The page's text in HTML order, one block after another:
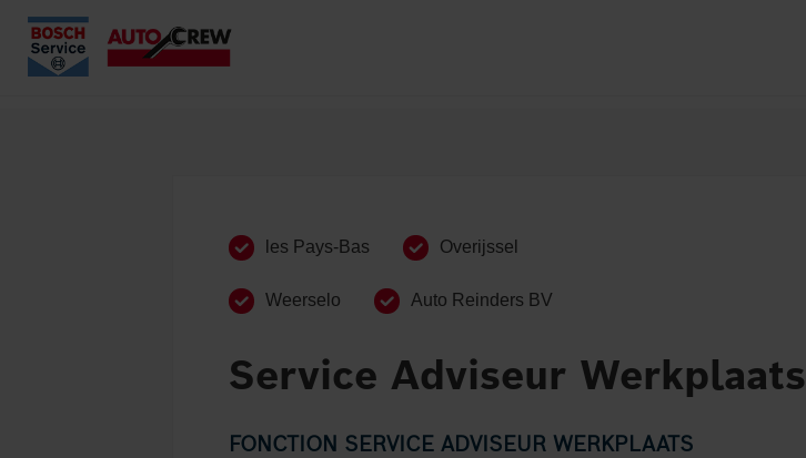
les Pays-Bas Overijssel
Weerselo Auto Reinders BV
Service Adviseur Werkplaats
FONCTION SERVICE ADVISEUR WERKPLAATS